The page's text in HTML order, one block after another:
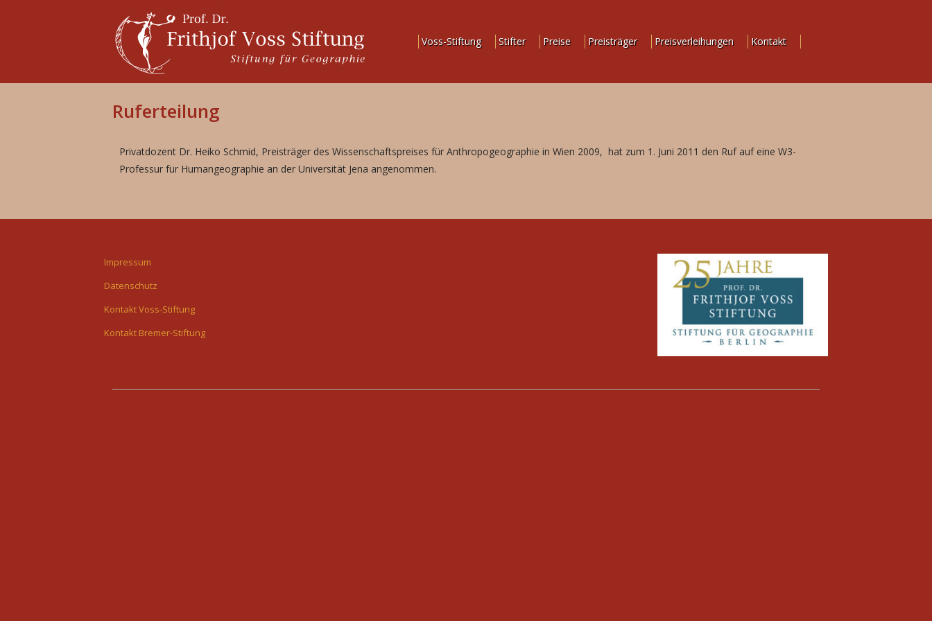
Voss-Stiftung Stifter Preise Preisträger Preisverleihungen Kontakt
Ruferteilung
Privatdozent Dr. Heiko Schmid, Preisträger des Wissenschaftspreises für Anthropogeographie in Wien 2009, hat zum 1. Juni 2011 den Ruf auf eine W3-
Professur für Humangeographie an der Universität Jena angenommen.
Impressum
Datenschutz
Kontakt Voss-Stiftung
Kontakt Bremer-Stiftung